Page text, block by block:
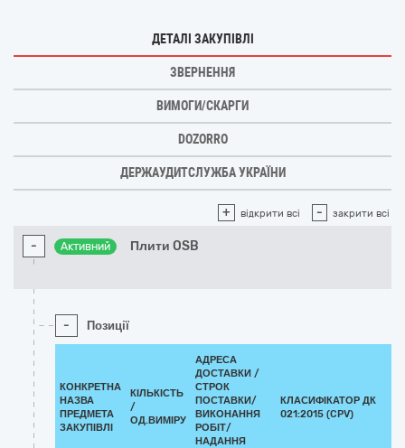
ДЕТАЛІ ЗАКУПІВЛІ
ЗВЕРНЕННЯ
ВИМОГИ/СКАРГИ
DOZORRO
ДЕРЖАУДИТСЛУЖБА УКРАЇНИ
+ відкрити всі - закрити всі
- Активний Плити OSB
- Позиції
КОНКРЕТНА
НАЗВА
ПРЕДМЕТА
ЗАКУПІВЛІ
КІЛЬКІСТЬ
/
ОД.ВИМІРУ
АДРЕСА
ДОСТАВКИ /
СТРОК
ПОСТАВКИ/
ВИКОНАННЯ
РОБІТ/
НАДАННЯ
КЛАСИФІКАТОР ДК
021:2015 (CPV)